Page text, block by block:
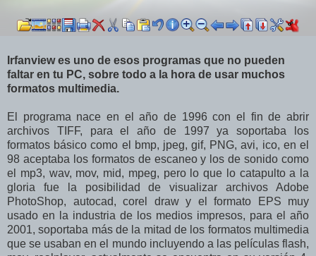
Irfanview es uno de esos programas que no pueden
faltar en tu PC, sobre todo a la hora de usar muchos
formatos multimedia.
El programa nace en el año de 1996 con el fin de abrir
archivos TIFF, para el año de 1997 ya soportaba los
formatos básico como el bmp, jpeg, gif, PNG, avi, ico, en el
98 aceptaba los formatos de escaneo y los de sonido como
el mp3, wav, mov, mid, mpeg, pero lo que lo catapulto a la
gloria fue la posibilidad de visualizar archivos Adobe
PhotoShop, autocad, corel draw y el formato EPS muy
usado en la industria de los medios impresos, para el año
2001, soportaba más de la mitad de los formatos multimedia
que se usaban en el mundo incluyendo a las películas flash,